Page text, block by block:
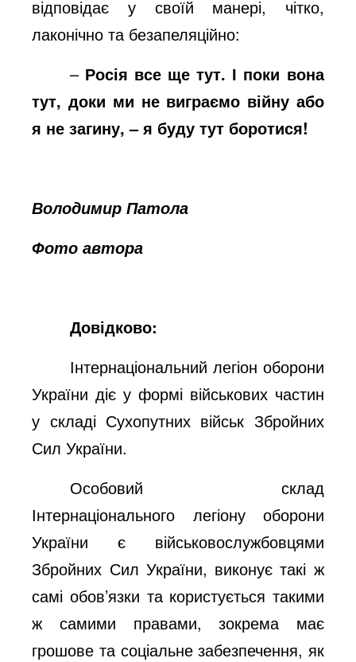
відповідає у своїй манері, чітко,
лаконічно та безапеляційно:
– Росія все ще тут. І поки вона
тут, доки ми не виграємо війну або
я не загину, – я буду тут боротися!
Володимир Патола
Фото автора
Довідково:
Інтернаціональний легіон оборони
України діє у формі військових частин
у складі Сухопутних військ Збройних
Сил України.
Особовий склад
Інтернаціонального легіону оборони
України є військовослужбовцями
Збройних Сил України, виконує такі ж
самі обов’язки та користується такими
ж самими правами, зокрема має
грошове та соціальне забезпечення, як